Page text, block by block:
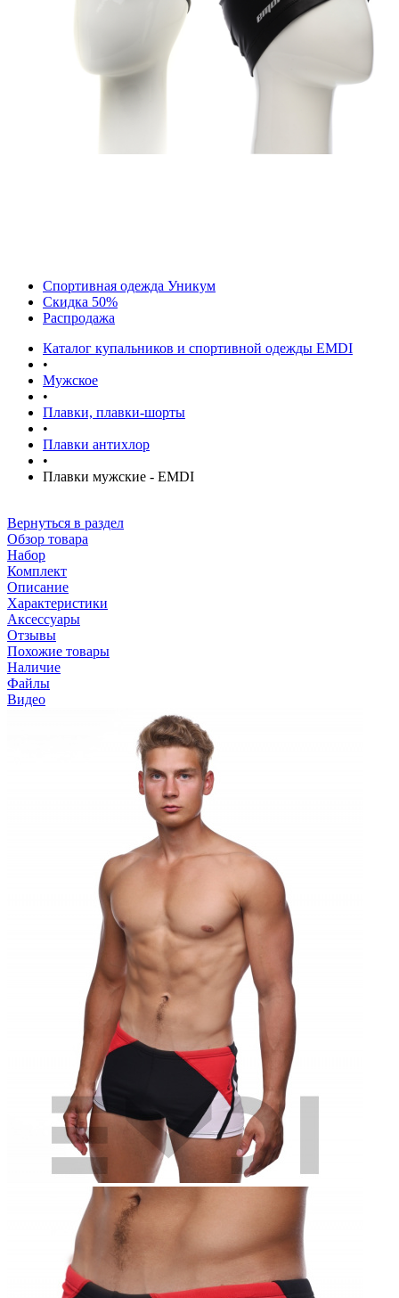
Спортивная одежда Уникум
Скидка 50%
Распродажа
Каталог купальников и спортивной одежды EMDI
•
Мужское
•
Плавки, плавки-шорты
•
Плавки антихлор
•
Плавки мужские - EMDI
Вернуться в раздел
Обзор товара
Набор
Комплект
Описание
Характеристики
Аксессуары
Отзывы
Похожие товары
Наличие
Файлы
Видео